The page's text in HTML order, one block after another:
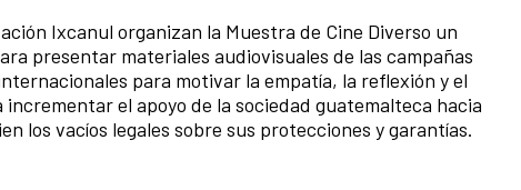
Ixcanul organizan la Muestra de Cine Diverso un
presentar materiales audiovisuales de las campañas
para motivar la empatía, la reflexión y el
el apoyo de la sociedad guatemalteca hacia
los vacíos legales sobre sus protecciones y garantías.